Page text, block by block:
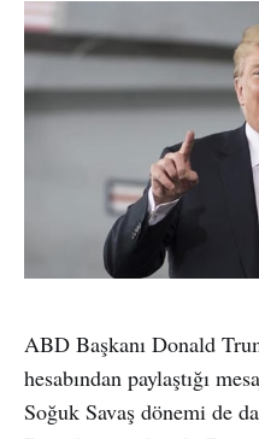
ABD Başkanı Donald
hesabından paylaştığı
Soğuk Savaş dönemi de